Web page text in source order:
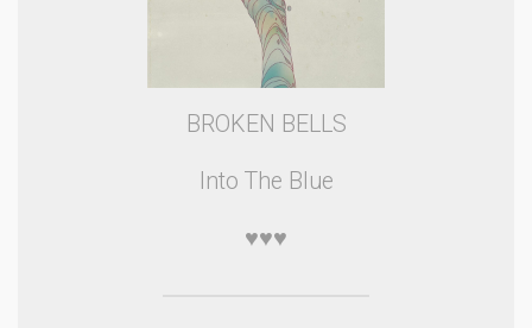
BROKEN BELLS
Into The Blue
♥♥♥